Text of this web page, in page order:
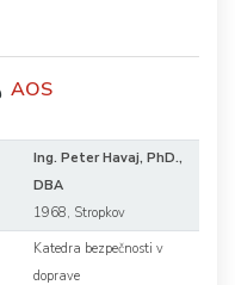
AOS
Ing. Peter Havaj, PhD.,
DBA
1968, Stropkov
Katedra bezpečnosti v
doprave